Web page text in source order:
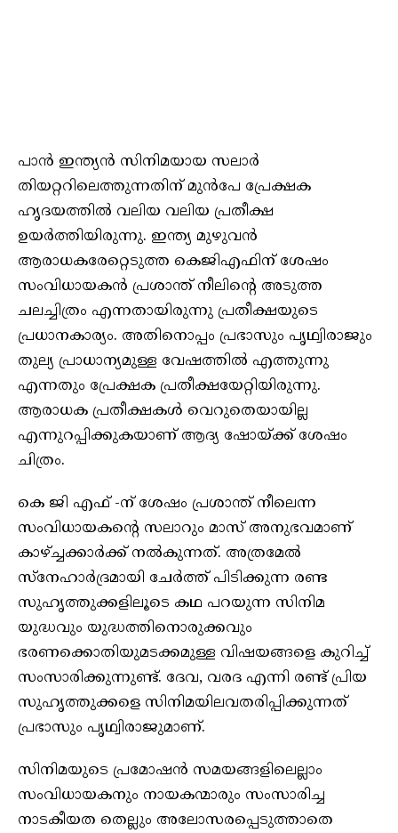
പാൻ ഇന്ത്യൻ സിനിമയായ സലാർ
തിയറ്ററിലെത്തുന്നതിന് മുൻപേ പ്രേക്ഷക
ഹൃദയത്തിൽ വലിയ വലിയ പ്രതീക്ഷ
ഉയർത്തിയിരുന്നു. ഇന്ത്യ മുഴുവൻ
ആരാധകരേറ്റെടുത്ത കെജിഎഫിന് ശേഷം
സംവിധായകന്‍ പ്രശാന്ത് നീലിന്‍റെ അടുത്ത
ചലച്ചിത്രം എന്നതായിരുന്നു പ്രതീക്ഷയുടെ
പ്രധാനകാര്യം. അതിനൊപ്പം പ്രഭാസും പൃഥ്വിരാജും
തുല്യ പ്രാധാന്യമുള്ള വേഷത്തിൽ എത്തുന്നു
എന്നതും പ്രേക്ഷക പ്രതീക്ഷയേറ്റിയിരുന്നു.
ആരാധക പ്രതീക്ഷകൾ വെറുതെയായില്ല
എന്നുറപ്പിക്കുകയാണ് ആദ്യ ഷോയ്ക്ക് ശേഷം
ചിത്രം.
കെ ജി എഫ് -ന് ശേഷം പ്രശാന്ത് നീലെന്ന
സംവിധായകന്റെ സലാറും മാസ് അനുഭവമാണ്
കാഴ്ച്ചക്കാർക്ക് നൽകുന്നത്. അത്രമേൽ
സ്നേഹാർദ്രമായി ചേർത്ത് പിടിക്കുന്ന രണ്ട
സുഹൃത്തുക്കളിലൂടെ കഥ പറയുന്ന സിനിമ
യുദ്ധവും യുദ്ധത്തിനൊരുക്കവും
ഭരണക്കൊതിയുമടക്കമുള്ള വിഷയങ്ങളെ കുറിച്ച്
സംസാരിക്കുന്നുണ്ട്. ദേവ, വരദ എന്നി രണ്ട് പ്രിയ
സുഹൃത്തുക്കളെ സിനിമയിലവതരിപ്പിക്കുന്നത്
പ്രഭാസും പൃഥ്വിരാജുമാണ്.
സിനിമയുടെ പ്രമോഷൻ സമയങ്ങളിലെല്ലാം
സംവിധായകനും നായകന്മാരും സംസാരിച്ച
നാടകീയത തെല്ലും അലോസരപ്പെടുത്താതെ